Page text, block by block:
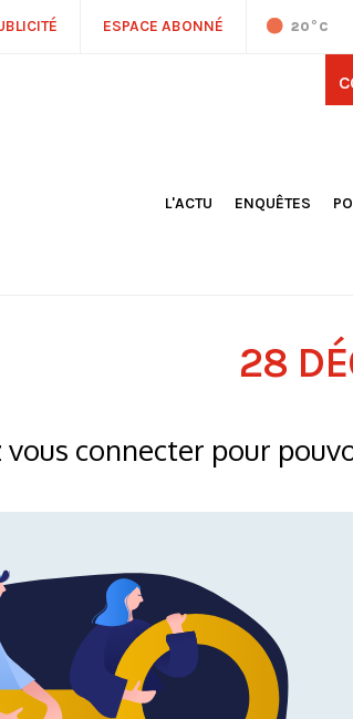
ESPACE ABONNÉ 20 °C
L'ACTU
ENQUÊTES
28
vous connecter pour